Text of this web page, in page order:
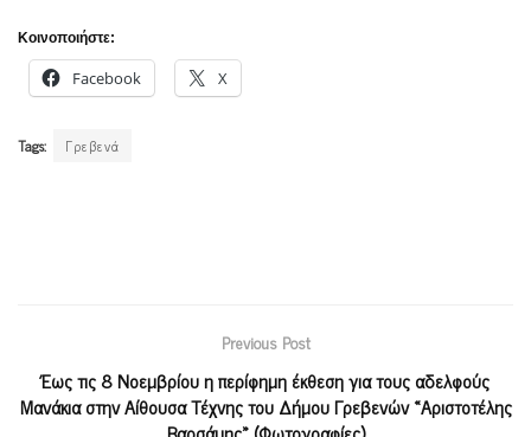
Κοινοποιήστε:
Facebook X
Tags: Γρεβενά
Previous Post
Έως τις 8 Νοεμβρίου η περίφημη έκθεση για τους αδελφούς
Μανάκια στην Αίθουσα Τέχνης του Δήμου Γρεβενών «Αριστοτέλης